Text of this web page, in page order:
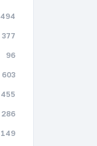
494
377
96
603
455
286
149